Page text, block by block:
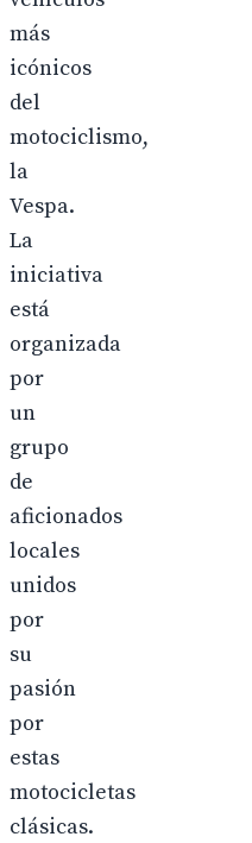
más
icónicos
del
motociclismo,
la
Vespa.
La
iniciativa
está
organizada
por
un
grupo
de
aficionados
locales
unidos
por
su
pasión
por
estas
motocicletas
clásicas.